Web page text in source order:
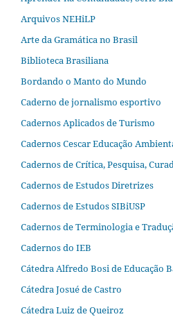
Arquivos NEHiLP
Arte da Gramática no Brasil
Biblioteca Brasiliana
Bordando o Manto do Mundo
Caderno de jornalismo esportivo
Cadernos Aplicados de Turismo
Cadernos Cescar Educação
Cadernos de Crítica, Pesquisa,
Cadernos de Estudos Diretrizes
Cadernos de Estudos SIBiUSP
Cadernos de Terminologia e
Cadernos do IEB
Cátedra Alfredo Bosi de Educação
Cátedra Josué de Castro
Cátedra Luiz de Queiroz